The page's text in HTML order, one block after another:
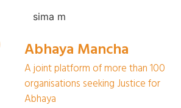
Abhaya Mancha
A joint platform of more than 100
organisations seeking Justice for
Abhaya